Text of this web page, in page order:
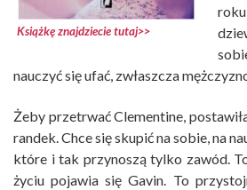
Książkę znajdziecie tutaj>>
nauczyć się ufać, zwłaszcza
Żeby przetrwać Clementine,
randek. Chce się skupić na sobie, na
które i tak przynoszą tylko zawód.
życiu pojawia się Gavin. To